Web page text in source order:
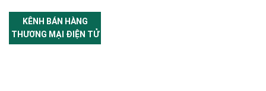
KÊNH BÁN HÀNG
THƯƠNG MẠI ĐIỆN TỬ